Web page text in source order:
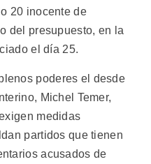
20 inocente de
del presupuesto, en la
el día 25.
poderes el desde
Michel Temer,
medidas
partidos que tienen
acusados de